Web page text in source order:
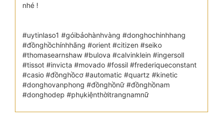
nhé !
#uytinlaso1 #góibảohànhvàng #donghochinhhang
#đồnghồchínhhãng #orient #citizen #seiko
#thomasearnshaw #bulova #calvinklein #ingersoll
#tissot #invicta #movado #fossil #frederiqueconstant
#casio #đồnghồcơ #automatic #quartz #kinetic
#donghovanphong #đồnghồnữ #đồnghồnam
#donghodep #phụkiệnthờitrangnamnữ